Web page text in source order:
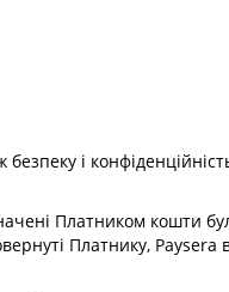
і
Платником кошти
Платнику, Paysera